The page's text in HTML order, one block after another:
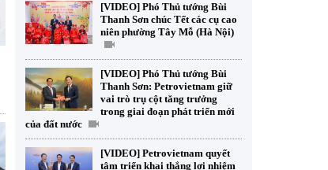
[VIDEO] Phó Thủ tướng Bùi
Thanh Sơn chúc Tết các cụ cao
niên phường Tây Mỗ (Hà Nội)
[VIDEO] Phó Thủ tướng Bùi
Thanh Sơn: Petrovietnam giữ
vai trò trụ cột tăng trưởng
trong giai đoạn phát triển mới
của đất nước
[VIDEO] Petrovietnam quyết
tâm triển khai thắng lợi nhiệm